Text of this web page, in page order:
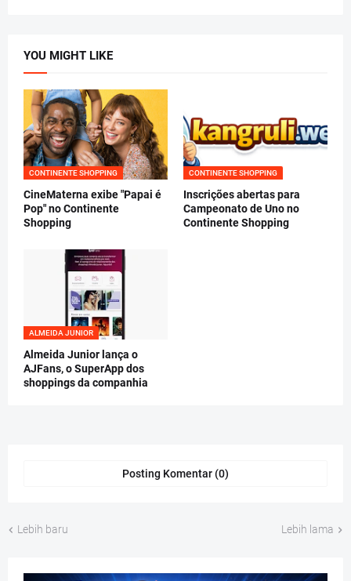
YOU MIGHT LIKE
CONTINENTE SHOPPING
CineMaterna exibe "Papai é
Pop" no Continente
Shopping
CONTINENTE SHOPPING
Inscrições abertas para
Campeonato de Uno no
Continente Shopping
ALMEIDA JUNIOR
Almeida Junior lança o
AJFans, o SuperApp dos
shoppings da companhia
Posting Komentar (0)
Lebih baru Lebih lama